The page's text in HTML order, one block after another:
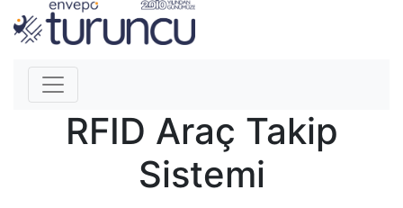
RFID Araç Takip
Sistemi